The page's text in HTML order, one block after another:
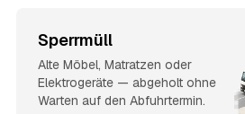
Sperrmüll
Alte Möbel, Matratzen oder
Elektrogeräte — abgeholt ohne
Warten auf den Abfuhrtermin.